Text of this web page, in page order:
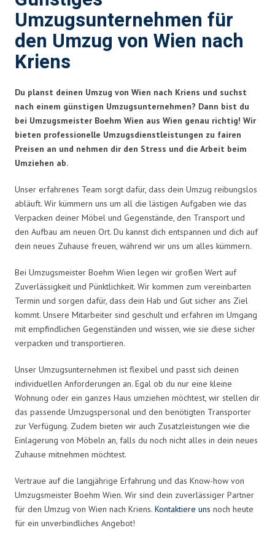
Umzugsunternehmen für
den Umzug von Wien nach
Kriens
Du planst deinen Umzug von Wien nach Kriens und suchst
nach einem günstigen Umzugsunternehmen? Dann bist du
bei Umzugsmeister Boehm Wien aus Wien genau richtig! Wir
bieten professionelle Umzugsdienstleistungen zu fairen
Preisen an und nehmen dir den Stress und die Arbeit beim
Umziehen ab.
Unser erfahrenes Team sorgt dafür, dass dein Umzug reibungslos
abläuft. Wir kümmern uns um all die lästigen Aufgaben wie das
Verpacken deiner Möbel und Gegenstände, den Transport und
den Aufbau am neuen Ort. Du kannst dich entspannen und dich auf
dein neues Zuhause freuen, während wir uns um alles kümmern.
Bei Umzugsmeister Boehm Wien legen wir großen Wert auf
Zuverlässigkeit und Pünktlichkeit. Wir kommen zum vereinbarten
Termin und sorgen dafür, dass dein Hab und Gut sicher ans Ziel
kommt. Unsere Mitarbeiter sind geschult und erfahren im Umgang
mit empfindlichen Gegenständen und wissen, wie sie diese sicher
verpacken und transportieren.
Unser Umzugsunternehmen ist flexibel und passt sich deinen
individuellen Anforderungen an. Egal ob du nur eine kleine
Wohnung oder ein ganzes Haus umziehen möchtest, wir stellen dir
das passende Umzugspersonal und den benötigten Transporter
zur Verfügung. Zudem bieten wir auch Zusatzleistungen wie die
Einlagerung von Möbeln an, falls du noch nicht alles in dein neues
Zuhause mitnehmen möchtest.
Vertraue auf die langjährige Erfahrung und das Know-how von
Umzugsmeister Boehm Wien. Wir sind dein zuverlässiger Partner
für den Umzug von Wien nach Kriens. Kontaktiere uns noch heute
für ein unverbindliches Angebot!